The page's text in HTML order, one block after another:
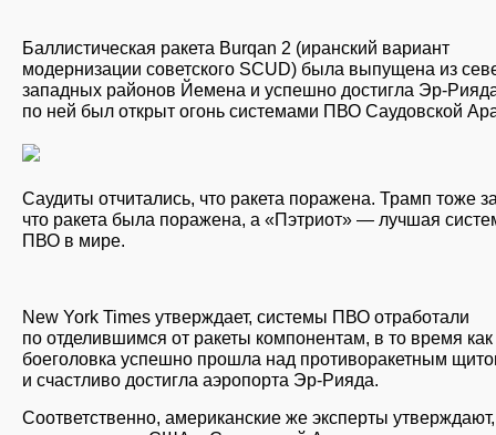
Баллистическая ракета Burqan 2 (иранский вариант
модернизации советского SCUD) была выпущена из
западных районов Йемена и успешно достигла Эр-
по ней был открыт огонь системами ПВО Саудовской
Саудиты отчитались, что ракета поражена. Трамп тоже
что ракета была поражена, а «Пэтриот» — лучшая
ПВО в мире.
New York Times утверждает, системы ПВО отработали
по отделившимся от ракеты компонентам, в то время
боеголовка успешно прошла над противоракетным
и счастливо достигла аэропорта Эр-Рияда.
Соответственно, американские же эксперты